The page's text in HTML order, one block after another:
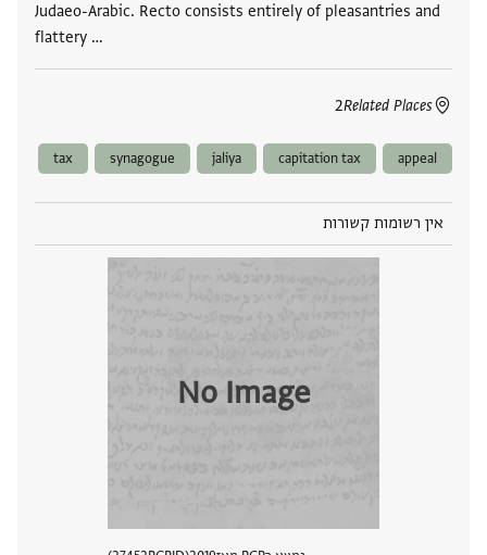
Judaeo-Arabic. Recto consists entirely of pleasantries and
flattery …
Related Places
2
appeal
capitation tax
jaliya
synagogue
tax
אין רשומות קשורות
No Image